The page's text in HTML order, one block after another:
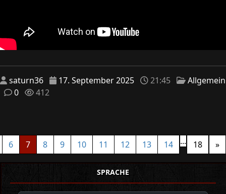
saturn36 17. September 2025 21:45
Allgemein
0
412
6 7 8 9 10 11 12 13 14 ... 18 »
SPRACHE